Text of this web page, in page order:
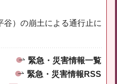
谷）の崩土による通行止に
緊急・災害情報一覧
緊急・災害情報RSS